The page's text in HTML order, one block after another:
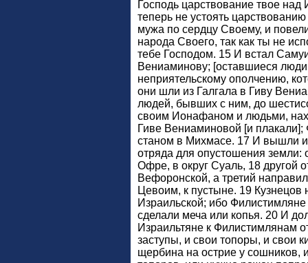
Господь царствование твое над
теперь не устоять
мужа по сердцу Своему, и
народа Своего, так как ты не
тебе Господом. 15 И встал
Вениаминову; [оставшиеся
неприятельскому ополчению,
они шли из Галгала в Гиву
людей, бывших с ним, до
своим Ионафаном и людьми,
Гиве Вениаминовой [и
станом в Михмасе. 17 И вышли
отряда для опустошения земли:
Офре, в округ Суаль, 18 другой
Вефоронской, а третий
Цевоим, к пустыне. 19
Израильской; ибо
сделали меча или копья. 20 И
Израильтяне к Филистимлянам
заступы, и свои топоры, и свои
щербина на острие у сошников,